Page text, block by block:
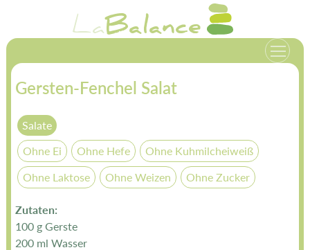
springen
LaBalance
Gersten-Fenchel Salat
Salate
Ohne Ei
Ohne Hefe
Ohne Kuhmilcheiweiß
Ohne Laktose
Ohne Weizen Ohne Zucker
Zutaten:
100 g Gerste
200 ml Wasser